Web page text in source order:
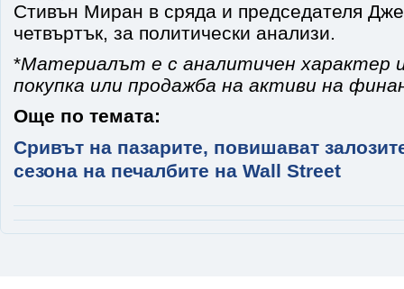
Стивън Миран в сряда и председателя
четвъртък, за политически анализи.
*Материалът е с аналитичен характер
покупка или продажба на активи на
Още по темата:
Сривът на пазарите, повишават
сезона на печалбите на Wall Street